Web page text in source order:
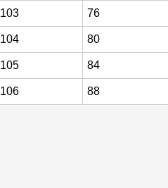
103 76
104 80
105 84
106 88